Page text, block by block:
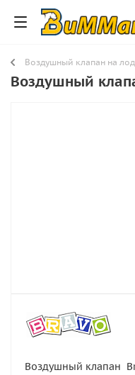
Воздушный клапан на
Воздушный
Воздушный клапан